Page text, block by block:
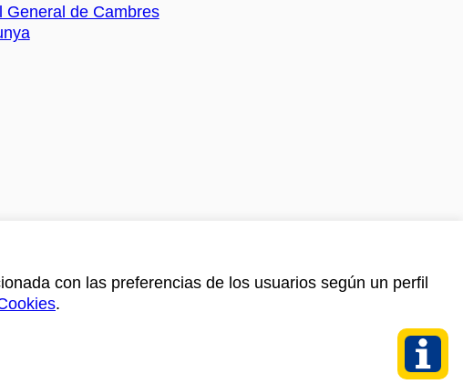
con las preferencias de los usuarios según un perfil
.